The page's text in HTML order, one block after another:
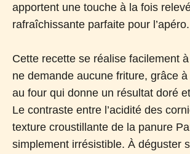
apportent une touche à la fois
rafraîchissante parfaite pour l’apéro.
Cette recette se réalise facilement
ne demande aucune friture, grâce
au four qui donne un résultat doré
Le contraste entre l’acidité des
texture croustillante de la panure
simplement irrésistible. À déguster